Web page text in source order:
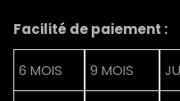
Facilité de paiement :
6 MOIS 9 MOIS